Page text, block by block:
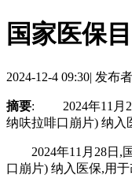
国家医保
2024-12-4 09:30| 发布
摘要: 2024年11月28
纳呋拉啡口崩片) 纳入
2024年11月28日,国
口崩片) 纳入医保,用